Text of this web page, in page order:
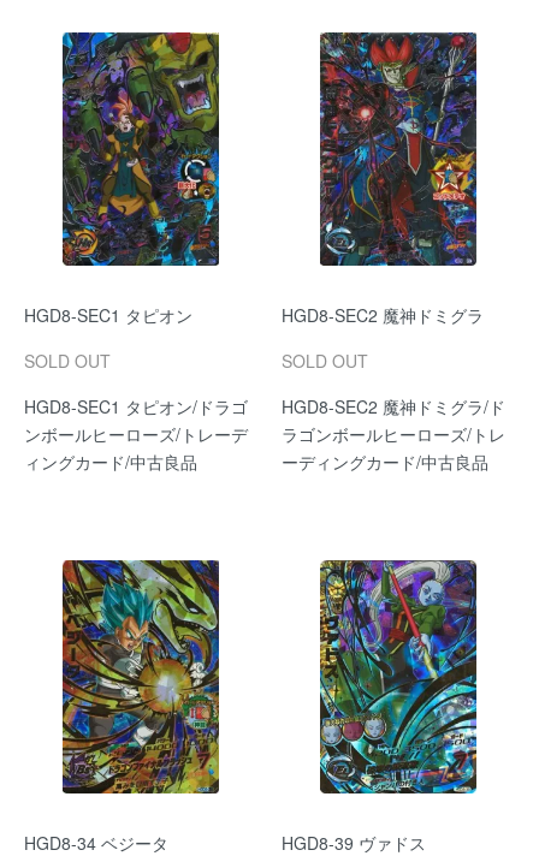
HGD8-SEC1 タピオン
SOLD OUT
HGD8-SEC1 タピオン/ドラゴ
ンボールヒーローズ/トレーデ
ィングカード/中古良品
HGD8-SEC2 魔神ドミグラ
SOLD OUT
HGD8-SEC2 魔神ドミグラ/ド
ラゴンボールヒーローズ/トレ
ーディングカード/中古良品
HGD8-34 ベジータ
HGD8-39 ヴァドス